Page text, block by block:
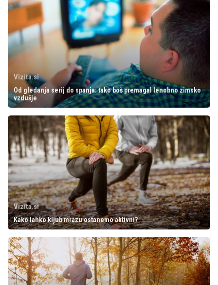
Vizita.si
Od gledanja serij do spanja: tako boš premagal lenobno zimsko
vzdušje
Vizita.si
Kako lahko kljub mrazu ostanemo aktivni?